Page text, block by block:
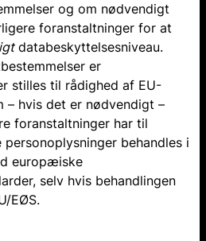
og om nødvendigt
foranstaltninger for at
databeskyttelsesniveau.
er
stilles til rådighed af EU-
– hvis det er nødvendigt –
foranstaltninger har til
behandles i
europæiske
selv hvis behandlingen
EØS.